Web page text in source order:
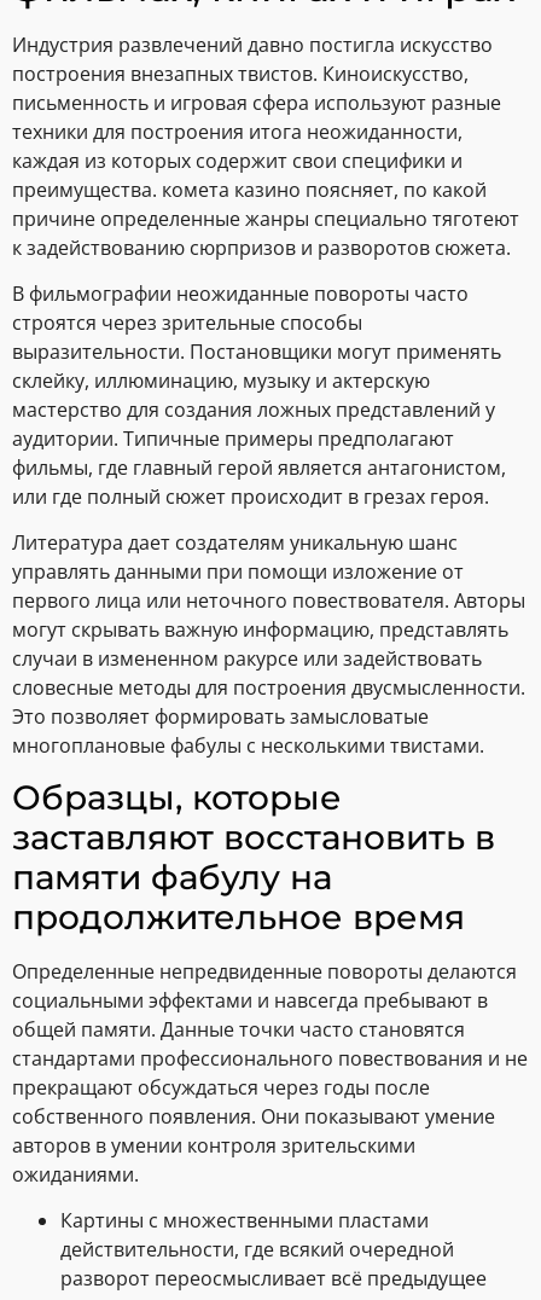
Индустрия развлечений давно постигла искусство
построения внезапных твистов. Киноискусство,
письменность и игровая сфера используют разные
техники для построения итога неожиданности,
каждая из которых содержит свои специфики и
преимущества. комета казино поясняет, по какой
причине определенные жанры специально тяготеют
к задействованию сюрпризов и разворотов сюжета.
В фильмографии неожиданные повороты часто
строятся через зрительные способы
выразительности. Постановщики могут применять
склейку, иллюминацию, музыку и актерскую
мастерство для создания ложных представлений у
аудитории. Типичные примеры предполагают
фильмы, где главный герой является антагонистом,
или где полный сюжет происходит в грезах героя.
Литература дает создателям уникальную шанс
управлять данными при помощи изложение от
первого лица или неточного повествователя. Авторы
могут скрывать важную информацию, представлять
случаи в измененном ракурсе или задействовать
словесные методы для построения двусмысленности.
Это позволяет формировать замысловатые
многоплановые фабулы с несколькими твистами.
Образцы, которые
заставляют восстановить в
памяти фабулу на
продолжительное время
Определенные непредвиденные повороты делаются
социальными эффектами и навсегда пребывают в
общей памяти. Данные точки часто становятся
стандартами профессионального повествования и не
прекращают обсуждаться через годы после
собственного появления. Они показывают умение
авторов в умении контроля зрительскими
ожиданиями.
Картины с множественными пластами
действительности, где всякий очередной
разворот переосмысливает всё предыдущее